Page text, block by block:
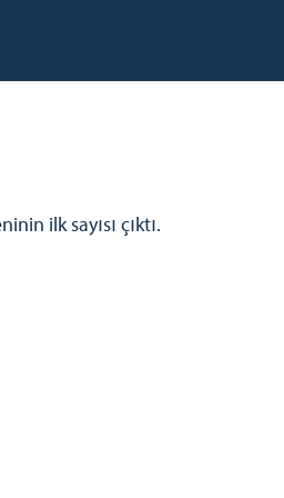
ilk sayısı çıktı.